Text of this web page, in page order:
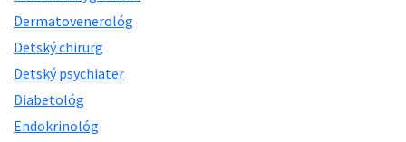
Dermatovenerológ
Detský chirurg
Detský psychiater
Diabetológ
Endokrinológ